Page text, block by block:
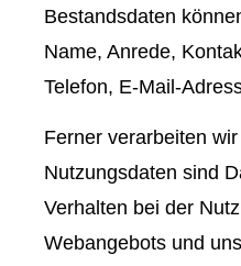
Bestandsdaten
Name, Anrede,
Telefon, E-Mail-
Ferner verarbeiten
Nutzungsdaten sind
Verhalten bei der
Webangebots und